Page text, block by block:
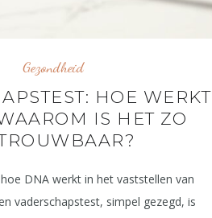
Gezondheid
HOE WERKT
IS HET ZO
DNA werkt in het vaststellen van
vaderschapstest, simpel gezegd, is